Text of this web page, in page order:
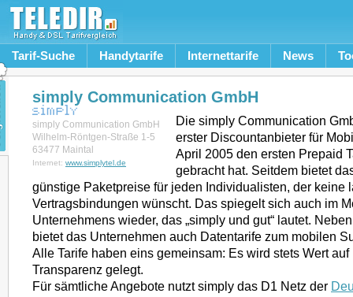
Tarif-Suche Handytarife Internettarife News
simply Communication GmbH
simply Communication GmbH
Wilhelm-Röntgen-Straße 1-5
63477 Maintal
Internet: www.simplytel.de
Die simply Communication
erster Discountanbieter für
April 2005 den ersten Prepaid
gebracht hat. Seitdem bietet
günstige Paketpreise für jeden Individualisten, der keine
Vertragsbindungen wünscht. Das spiegelt sich auch im
Unternehmens wieder, das „simply und gut“ lautet.
bietet das Unternehmen auch Datentarife zum mobilen
Alle Tarife haben eins gemeinsam: Es wird stets Wert
Transparenz gelegt.
Für sämtliche Angebote nutzt simply das D1 Netz der